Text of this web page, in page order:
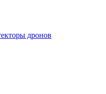
дронов